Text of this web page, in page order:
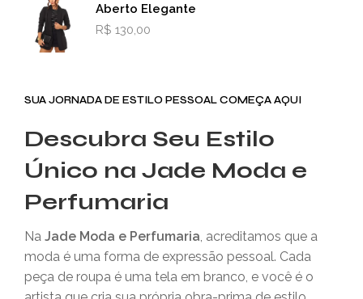
Aberto Elegante
R$ 130,00
SUA JORNADA DE ESTILO PESSOAL COMEÇA AQUI
Descubra Seu Estilo
Único na Jade Moda e
Perfumaria
Na Jade Moda e Perfumaria, acreditamos que a
moda é uma forma de expressão pessoal. Cada
peça de roupa é uma tela em branco, e você é o